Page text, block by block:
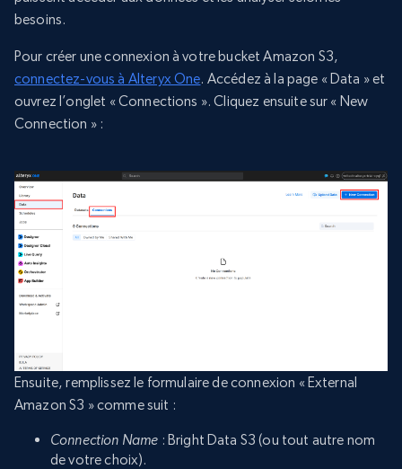
besoins.
Pour créer une connexion à votre bucket Amazon S3,
connectez-vous à Alteryx One. Accédez à la page « Data » et
ouvrez l’onglet « Connections ». Cliquez ensuite sur « New
Connection » :
Ensuite, remplissez le formulaire de connexion « External
Amazon S3 » comme suit :
Connection Name : Bright Data S3 (ou tout autre nom
de votre choix).